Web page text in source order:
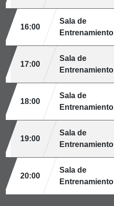
16:00
Sala de
Entrenamiento
17:00
Sala de
Entrenamiento
18:00
Sala de
Entrenamiento
19:00
Sala de
Entrenamiento
20:00
Sala de
Entrenamiento